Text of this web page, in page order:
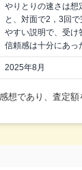
やりとりの速さは想
と、対面で2，3回
やすい説明で、受け
信頼感は十分にあっ
2025年8月
想であり、査定額